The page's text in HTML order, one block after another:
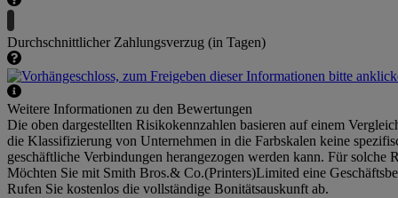
Durchschnittlicher Zahlungsverzug (in Tagen)
Weitere Informationen zu den Bewertungen
Die oben dargestellten Risikokennzahlen basieren auf einem
die Klassifizierung von Unternehmen in die Farbskalen keine
geschäftliche Verbindungen herangezogen werden kann. Für
Möchten Sie mit Smith Bros.& Co.(Printers)Limited eine
Rufen Sie kostenlos die vollständige Bonitätsauskunft ab.